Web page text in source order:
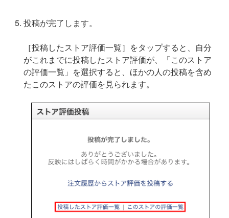
投稿が完了します。
［投稿したストア評価一覧］をタップすると、自分
がこれまでに投稿したストア評価が、「このストア
の評価一覧」を選択すると、ほかの人の投稿を含め
たこのストアの評価を見られます。